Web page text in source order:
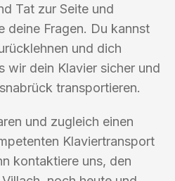
Tat zur Seite und
deine Fragen. Du kannst
und dich
wir dein Klavier sicher und
transportieren.
und zugleich einen
Klaviertransport
kontaktiere uns, den